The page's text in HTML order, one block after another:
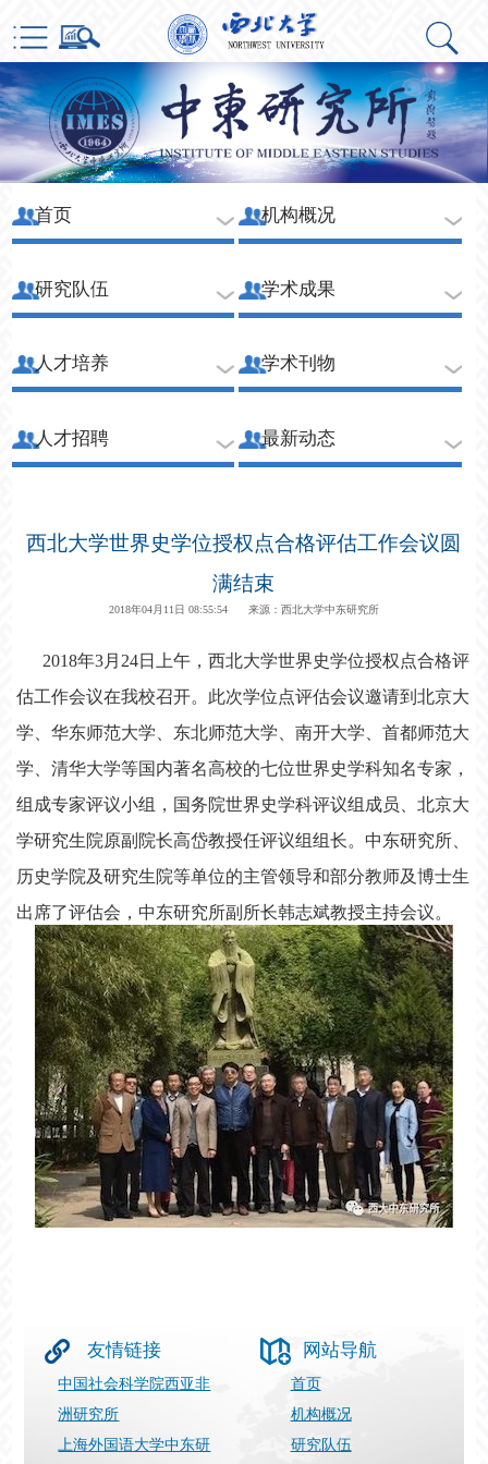
首页 机构概况
研究队伍 学术成果
人才培养 学术刊物
人才招聘 最新动态
西北大学世界史学位授权点合格评估工作会议圆
满结束
2018年04月11日 08:55:54 来源：西北大学中东研究所
2018年3月24日上午，西北大学世界史学位授权点合格评
估工作会议在我校召开。此次学位点评估会议邀请到北京大
学、华东师范大学、东北师范大学、南开大学、首都师范大
学、清华大学等国内著名高校的七位世界史学科知名专家，
组成专家评议小组，国务院世界史学科评议组成员、北京大
学研究生院原副院长高岱教授任评议组组长。中东研究所、
历史学院及研究生院等单位的主管领导和部分教师及博士生
出席了评估会，中东研究所副所长韩志斌教授主持会议。
友情链接
中国社会科学院西亚非
洲研究所
上海外国语大学中东研
网站导航
首页
机构概况
研究队伍